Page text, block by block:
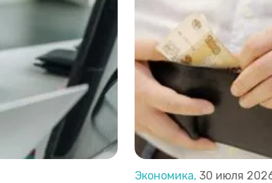
Экономика, 30 июля